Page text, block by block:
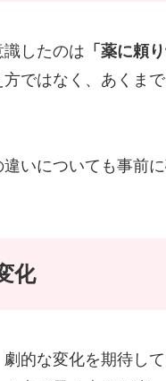
したのは 「薬に頼
ではなく、あくま
いについても事前
化
的な変化を期待し